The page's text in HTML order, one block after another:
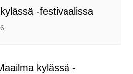
-festivaalissa
kylässä -